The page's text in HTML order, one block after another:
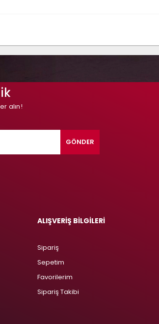
alın!
GÖNDER
ALIŞVERİŞ BİLGİLERİ
Sipariş
Sepetim
Favorilerim
Sipariş Takibi